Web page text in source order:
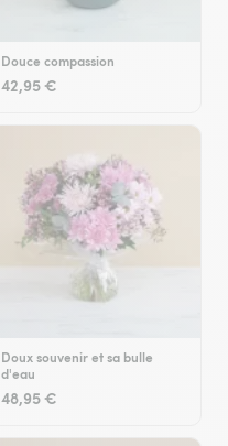
Douce compassion
42,95 €
Doux souvenir et sa bulle
d'eau
48,95 €